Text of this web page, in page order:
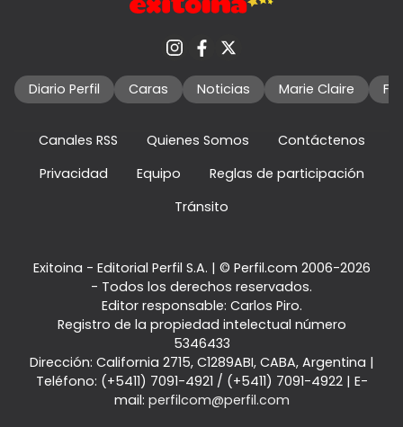
Diario Perfil Caras Noticias Marie Claire
Canales RSS Quienes Somos
Contáctenos
Privacidad
Equipo
Reglas de participación
Tránsito
Exitoina - Editorial Perfil S.A. | © Perfil.com 2006-2026
- Todos los derechos reservados.
Editor responsable: Carlos Piro.
Registro de la propiedad intelectual número
5346433
Dirección: California 2715, C1289ABI, CABA, Argentina |
Teléfono: (+5411) 7091-4921 / (+5411) 7091-4922| E-
mail: perfilcom@perfil.com